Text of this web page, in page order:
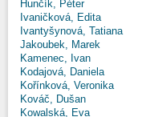
Hunčík, Péter
Ivaničková, Edita
Ivantyšynová, Tatiana
Jakoubek, Marek
Kamenec, Ivan
Kodajová, Daniela
Kořínková, Veronika
Kováč, Dušan
Kowalská, Eva